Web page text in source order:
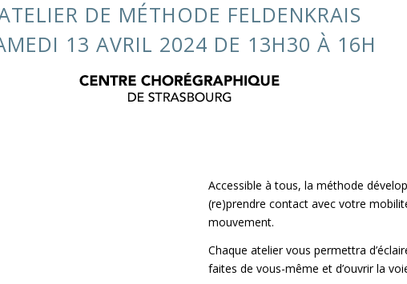
DE MÉTHODE FELDENKRAIS
13 AVRIL 2024 DE 13H30 À 16H
Accessible à tous, la méthode
(re)prendre contact avec votre
mouvement.
Chaque atelier vous permettra
faites de vous-même et d’ouvrir la